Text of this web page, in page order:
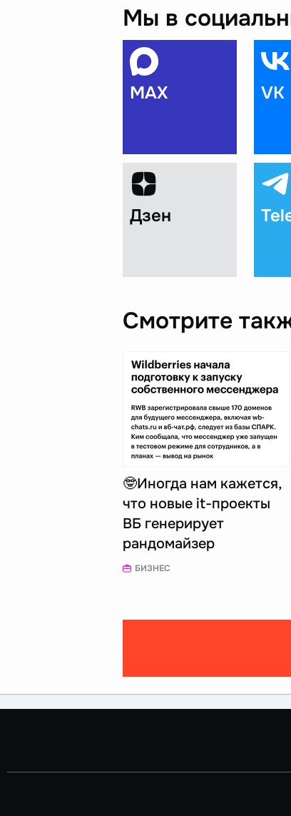
Мы в
MAX VK
Дзен
Смотрите
🤓Иногда нам кажется,
что новые it-проекты
ВБ генерирует
рандомайзер
БИЗНЕС